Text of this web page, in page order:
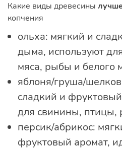
Какие виды древесины
копчения
ольха: мягкий и
дыма, используют
мяса, рыбы и белого
яблоня/груша/
сладкий и
для свинины, птицы,
персик/абрикос:
фруктовый аромат,